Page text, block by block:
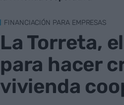
FINANCIACIÓN PARA EMPRESAS
La Torreta,
para hacer
vivienda